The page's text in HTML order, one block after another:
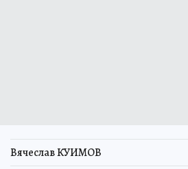
Вячеслав КУИМОВ